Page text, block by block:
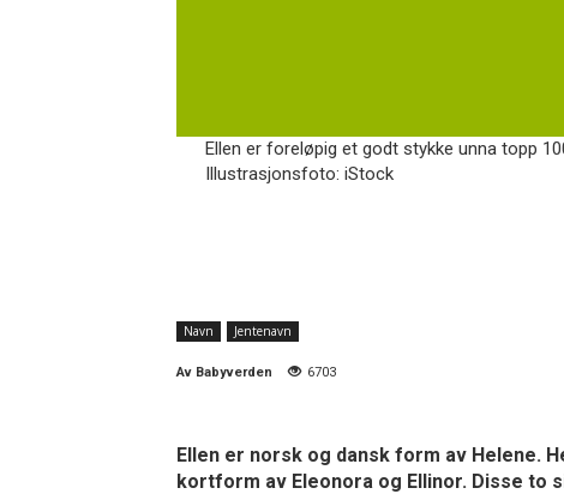
Ellen er foreløpig et godt stykke unna topp
Illustrasjonsfoto: iStock
Navn Jentenavn
Av Babyverden 6703
Ellen er norsk og dansk form av Helene.
kortform av Eleonora og Ellinor. Disse to